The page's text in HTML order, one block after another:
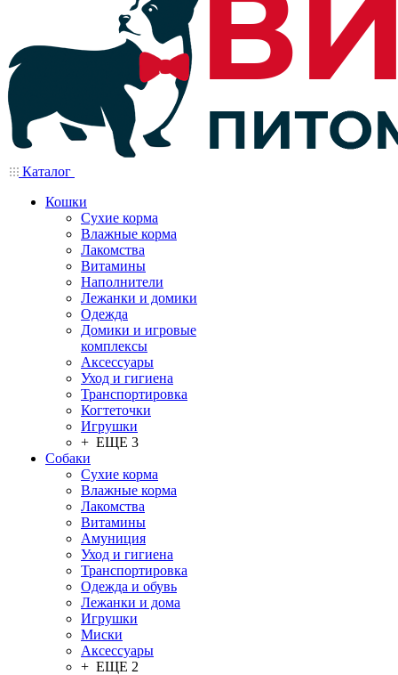
Каталог
Кошки
Сухие корма
Влажные корма
Лакомства
Витамины
Наполнители
Лежанки и домики
Одежда
Домики и игровые
комплексы
Аксессуары
Уход и гигиена
Транспортировка
Когтеточки
Игрушки
+ ЕЩЕ 3
Собаки
Сухие корма
Влажные корма
Лакомства
Витамины
Амуниция
Уход и гигиена
Транспортировка
Одежда и обувь
Лежанки и дома
Игрушки
Миски
Аксессуары
+ ЕЩЕ 2